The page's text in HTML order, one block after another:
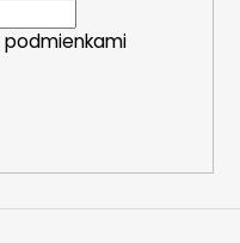
podmienkami